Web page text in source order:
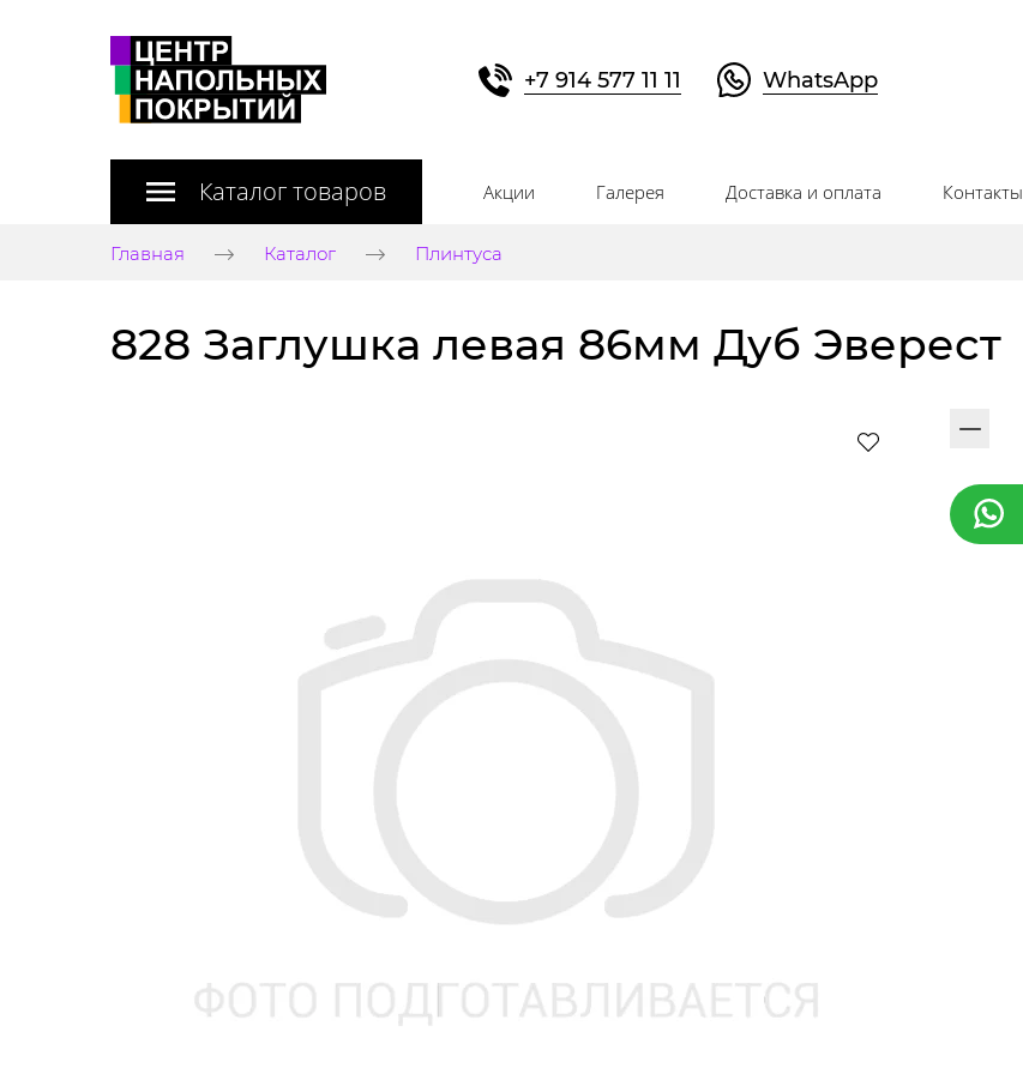
+7 914 577 11 11 WhatsApp
Каталог товаров Акции Галерея Доставка и оплата Контакты
Главная Каталог Плинтуса
828 Заглушка левая 86мм Дуб Эверест